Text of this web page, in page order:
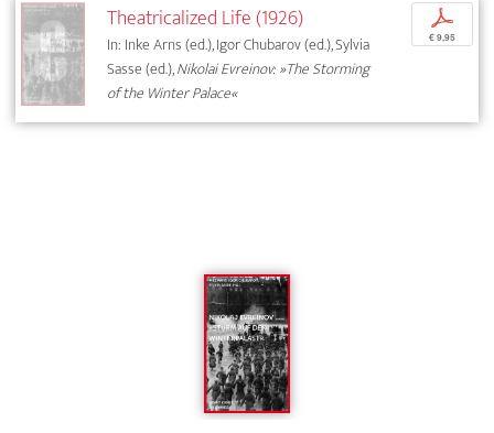
Theatricalized Life (1926)
In: Inke Arns (ed.), Igor Chubarov (ed.), Sylvia
Sasse (ed.),Nikolai Evreinov: »The Storming
of the Winter Palace«
p
€ 9,95